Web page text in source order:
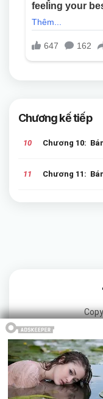
Chương kế tiếp
10 Chương 10:
11 Chương 11: